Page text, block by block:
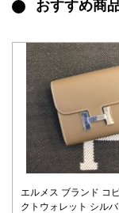
おすすめ商
エルメス ブランド コ
クトウォレット シル